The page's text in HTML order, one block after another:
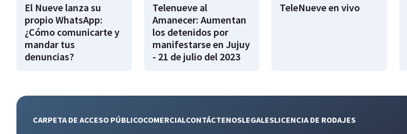
El Nueve lanza su
propio WhatsApp:
¿Cómo comunicarte y
mandar tus
denuncias?
Telenueve al
Amanecer: Aumentan
los detenidos por
manifestarse en Jujuy
- 21 de julio del 2023
TeleNueve en vivo
CARPETA DE ACCESO PÚBLICOCOMERCIALCONTÁCTENOSLEGALESLICENCIA DE RODAJES